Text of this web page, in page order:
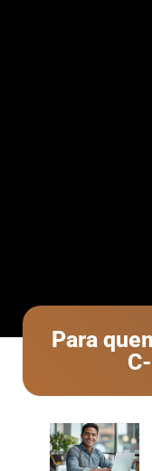
Para